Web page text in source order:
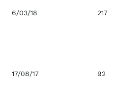
6/03/18 217
17/08/17 92